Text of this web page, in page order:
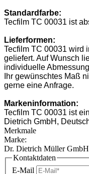
Standardfarbe:
Tecfilm TC 00031 ist
Lieferformen:
Tecfilm TC 00031 wird
geliefert. Auf Wunsch
individuelle
Ihr gewünschtes Maß
gerne eine Anfrage.
Markeninformation:
Tecfilm TC 00031 ist
Dietrich GmbH,
Merkmale
Marke:
Dr. Dietrich Müller GmbH
Kontaktdaten
E-Mail